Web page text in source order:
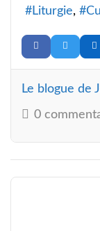
Liturgie
Le blogue de
0